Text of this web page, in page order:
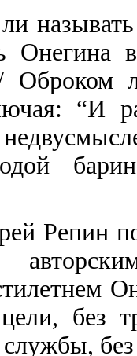
Оброком
“И
Репин
без
службы,